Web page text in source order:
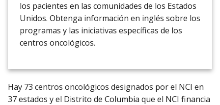
los pacientes en las comunidades de los Estados
Unidos. Obtenga información en inglés sobre los
programas y las iniciativas específicas de los
centros oncológicos.
Hay 73 centros oncológicos designados por el NCI en
37 estados y el Distrito de Columbia que el NCI financia